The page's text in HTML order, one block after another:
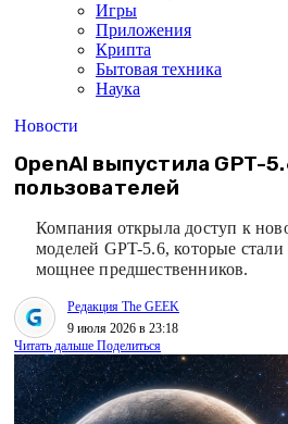
Игры
Приложения
Крипта
Бытовая техника
Наука
Новости
OpenAI выпустила GPT-
пользователей
Компания открыла доступ к
моделей GPT-5.6, которые
мощнее предшественников.
Редакция The GEEK
9 июля 2026 в 23:18
Читать дальше Поделиться